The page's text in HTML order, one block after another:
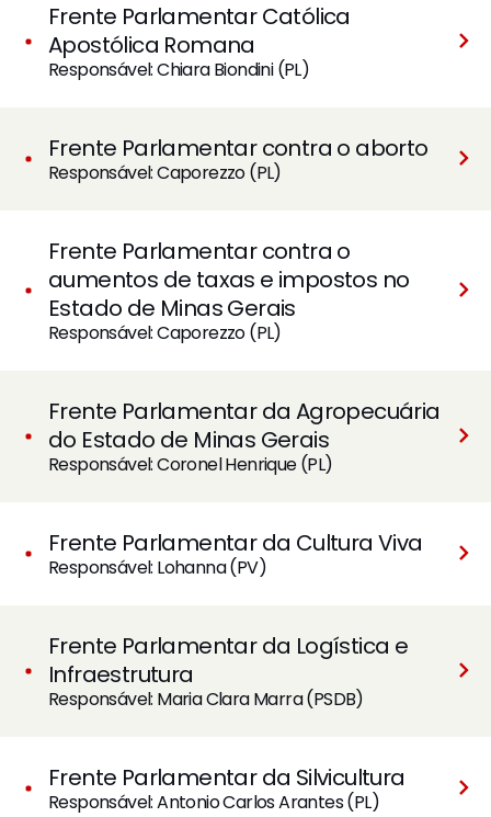
Frente Parlamentar Católica
Apostólica Romana
Responsável: Chiara Biondini (PL)
Frente Parlamentar contra o aborto
Responsável: Caporezzo (PL)
Frente Parlamentar contra o
aumentos de taxas e impostos no
Estado de Minas Gerais
Responsável: Caporezzo (PL)
Frente Parlamentar da Agropecuária
do Estado de Minas Gerais
Responsável: Coronel Henrique (PL)
Frente Parlamentar da Cultura Viva
Responsável: Lohanna (PV)
Frente Parlamentar da Logística e
Infraestrutura
Responsável: Maria Clara Marra (PSDB)
Frente Parlamentar da Silvicultura
Responsável: Antonio Carlos Arantes (PL)